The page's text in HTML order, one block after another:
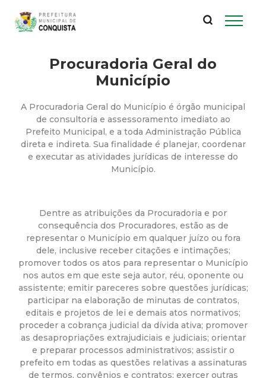
conteúdo
principal
P
f
e
i
r
a
M
u
n
Procuradoria Geral do
Município
A Procuradoria Geral do Município é órgão municipal
de consultoria e assessoramento imediato ao
Prefeito Municipal, e a toda Administração Pública
direta e indireta. Sua finalidade é planejar, coordenar
e executar as atividades jurídicas de interesse do
Município.
Dentre as atribuições da Procuradoria e por
consequência dos Procuradores, estão as de
representar o Município em qualquer juízo ou fora
dele, inclusive receber citações e intimações;
promover todos os atos para representar o Município
nos autos em que este seja autor, réu, oponente ou
assistente; emitir pareceres sobre questões jurídicas;
participar na elaboração de minutas de contratos,
editais e projetos de lei e demais atos normativos;
proceder a cobrança judicial da dívida ativa; promover
as desapropriações extrajudiciais e judiciais; orientar
e preparar processos administrativos; assistir o
prefeito em todas as questões relativas a assinaturas
de termos, convênios e contratos; exercer outras